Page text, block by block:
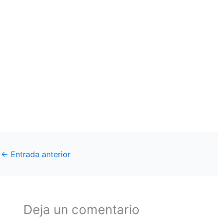
← Entrada anterior
Deja un comentario